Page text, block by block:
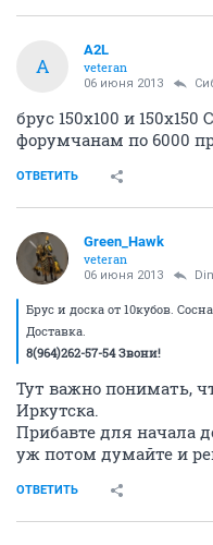
A
A2L
veteran
06 июня 2013
брус 150х100 и
форумчанам по 6000
ОТВЕТИТЬ
Green_Hawk
veteran
06 июня 2013
Брус и доска от 10кубов. Сосна
Доставка.
8(964)262-57-54 Звони!
Тут важно понимать,
Иркутска.
Прибавте для начала
уж потом думайте и
ОТВЕТИТЬ